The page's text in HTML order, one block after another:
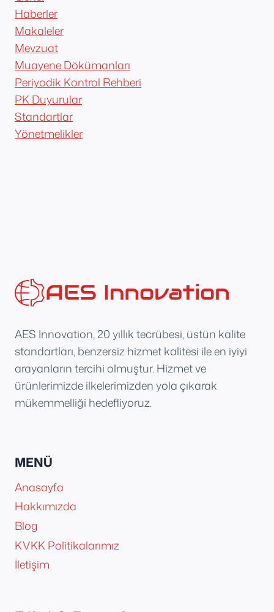
Haberler
Makaleler
Mevzuat
Muayene Dökümanları
Periyodik Kontrol Rehberi
PK Duyurular
Standartlar
Yönetmelikler
AES Innovation, 20 yıllık tecrübesi, üstün kalite
standartları, benzersiz hizmet kalitesi ile en iyiyi
arayanların tercihi olmuştur. Hizmet ve
ürünlerimizde ilkelerimizden yola çıkarak
mükemmelliği hedefliyoruz.
MENÜ
Anasayfa
Hakkımızda
Blog
KVKK Politikalarımız
İletişim